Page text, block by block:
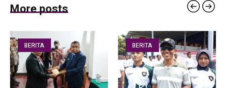
More posts
BERITA BERITA